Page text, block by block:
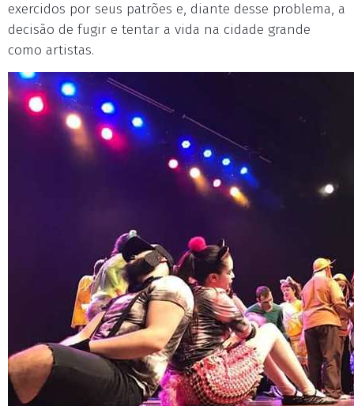
exercidos por seus patrões e, diante desse problema, a
decisão de fugir e tentar a vida na cidade grande
como artistas.